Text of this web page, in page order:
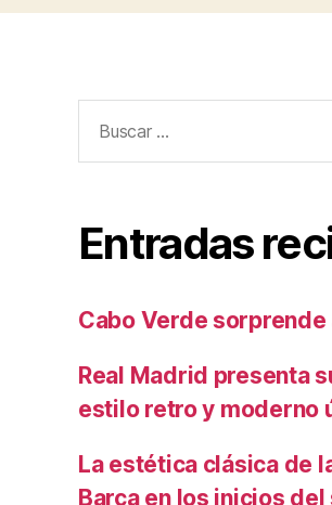
Entradas
Cabo Verde
Real Madrid presenta
estilo retro y moderno
La estética clásica de
Barça en los inicios del